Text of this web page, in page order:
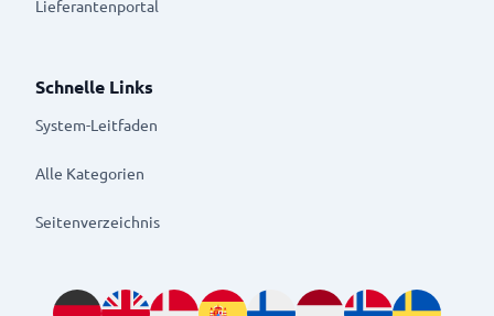
Lieferantenportal
Schnelle Links
System-Leitfaden
Alle Kategorien
Seitenverzeichnis